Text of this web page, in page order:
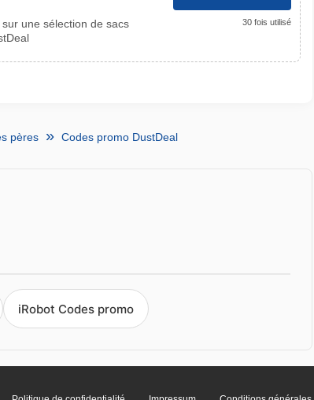
une sélection de sacs
30 fois utilisé
pères Codes promo DustDeal
iRobot Codes promo